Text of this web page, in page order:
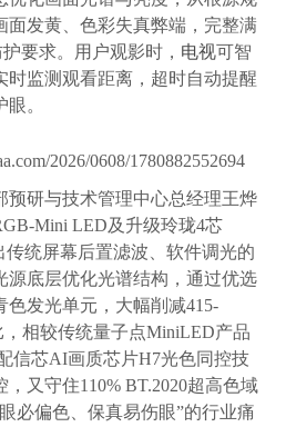
面发黄、色彩失真弊端，完整满
要求。用户观影时， 电视可智
时监测观看距离，超时自动提醒
。
研与技术管理中心总经理王烨
Mini LED及升级玲珑4芯
统屏幕后置滤波、软件调光的
源底层优化光谱结构，通过优选
色发光单元，大幅削减415-
，相较传统量子点MiniLED产品
信芯AI画质芯片H7光色同控技
又守住110% BT.2020超高色域
必偏色、保真易伤眼”的行业痛